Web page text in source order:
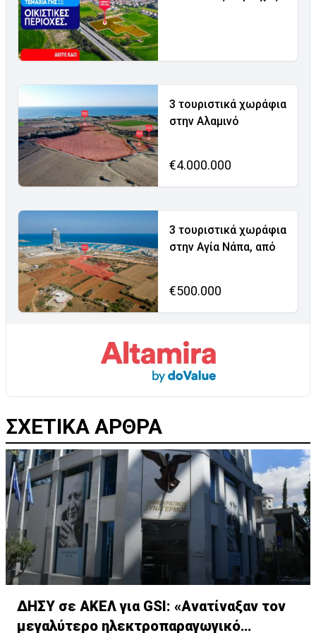
3 τουριστικά χωράφια
στην Αλαμινό
€4.000.000
3 τουριστικά χωράφια
στην Αγία Νάπα, από
€500.000
ΣΧΕΤΙΚΑ ΑΡΘΡΑ
ΔΗΣΥ σε ΑΚΕΛ για GSI: «Ανατίναξαν τον
μεγαλύτερο ηλεκτροπαραγωγικό